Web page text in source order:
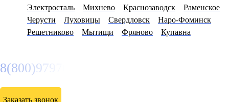
Электросталь
Михнево Краснозаводск
Раменское
Черусти
Луховицы Свердловск
Наро-Фоминск
Решетниково
Мытищи Фряново Купавна
8(800)9797043
Заказать звонок